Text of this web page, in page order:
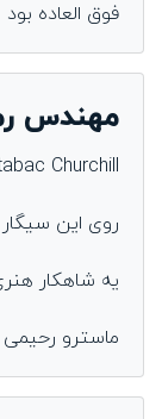
فوق العاده بود
مهندس
Churchill
روی این
یه شاهکار
ماسترو رحیمی